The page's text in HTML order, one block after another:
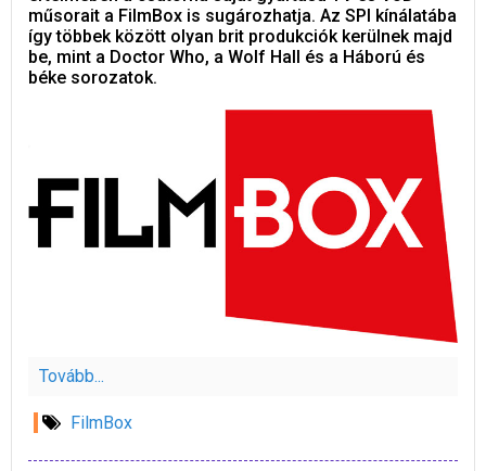
műsorait a FilmBox is sugározhatja. Az SPI kínálatába
így többek között olyan brit produkciók kerülnek majd
be, mint a Doctor Who, a Wolf Hall és a Háború és
béke sorozatok.
Tovább...
FilmBox